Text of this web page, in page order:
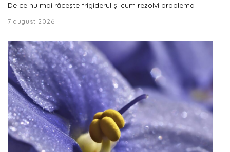
De ce nu mai răcește frigiderul și cum rezolvi problema
7 august 2026